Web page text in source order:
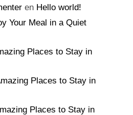
en Hello world!
Your Meal in a Quiet
Places to Stay in
Places to Stay in
Places to Stay in